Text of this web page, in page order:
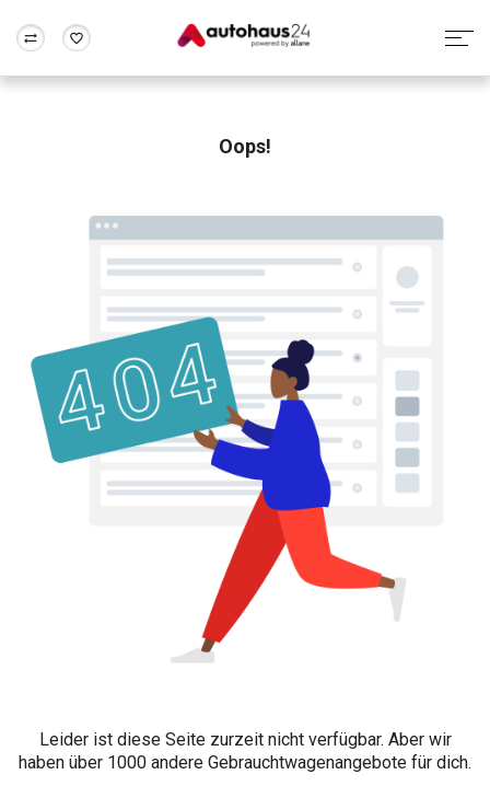
Rund um die Inzahlungnahme
Oops!
Leider ist diese Seite zurzeit nicht verfügbar. Aber wir
haben über 1000 andere Gebrauchtwagenangebote für dich.